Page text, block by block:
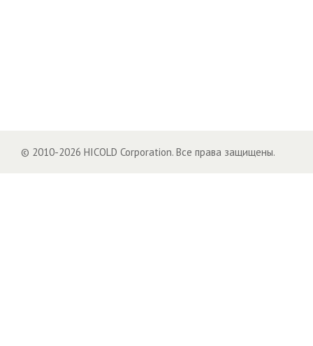
© 2010-2026 HICOLD Corporation. Все права защищены.